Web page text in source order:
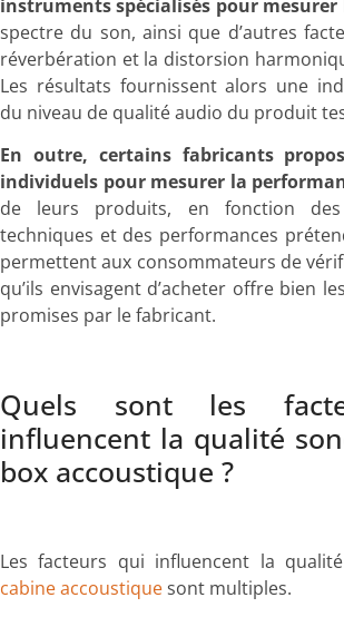
instruments spécialisés pour mesurer
spectre du son, ainsi que d’autres
réverbération et la distorsion
Les résultats fournissent alors une
du niveau de qualité audio du produit
En outre, certains fabricants
individuels pour mesurer la
de leurs produits, en fonction des
techniques et des performances
permettent aux consommateurs de
qu’ils envisagent d’acheter offre bien
promises par le fabricant.
Quels sont les
influencent la qualité
box accoustique ?
Les facteurs qui influencent la
cabine accoustiquesont multiples.